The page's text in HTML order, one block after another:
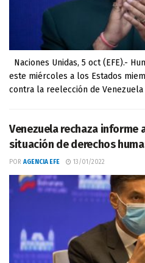
Naciones Unidas, 5 oct (EFE).-
este miércoles a los Estados
contra la reelección de
Venezuela rechaza informe
situación de derechos
POR AGENCIA EFE 13/01/2022